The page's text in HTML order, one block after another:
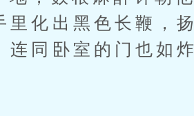
化出黑色长鞭，扬
连同卧室的门也如炸